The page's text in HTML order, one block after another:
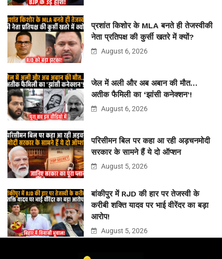
प्रशांत किशोर के MLA बनते ही तेजस्वीकी
नेता प्रतिपक्ष की कुर्सी खतरे में क्यों?
August 6, 2026
जेल में अली और अब अबान की मौत…
अतीक फैमिली का ‘झांसी कनेक्शन’!
August 6, 2026
परिसीमन बिल पर कहा आ रही अड़चनमोदी
सरकार के सामने हैं ये दो ऑप्शन
August 5, 2026
बांकीपुर में RJD की हार पर तेजस्वी के
करीबी शक्ति यादव पर भाई वीरेंदर का बड़ा
आरोप!
August 5, 2026